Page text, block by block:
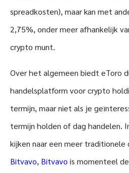
spreadkosten), maar kan met
2,75%, onder meer afhankelijk
crypto munt.
Over het algemeen biedt eToro
handelsplatform voor crypto
termijn, maar niet als je
termijn holden of dag handelen.
kijken naar een meer traditionele
Bitvavo, Bitvavo is momenteel